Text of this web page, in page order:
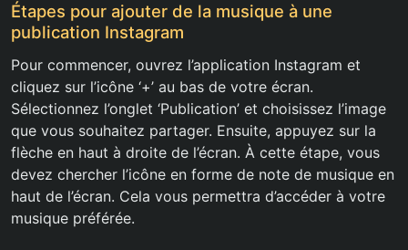
Étapes pour ajouter de la musique à une
publication Instagram
Pour commencer, ouvrez l’application Instagram et
cliquez sur l’icône ‘+’ au bas de votre écran.
Sélectionnez l’onglet ‘Publication’ et choisissez l’image
que vous souhaitez partager. Ensuite, appuyez sur la
flèche en haut à droite de l’écran. À cette étape, vous
devez chercher l’icône en forme de note de musique en
haut de l’écran. Cela vous permettra d’accéder à votre
musique préférée.